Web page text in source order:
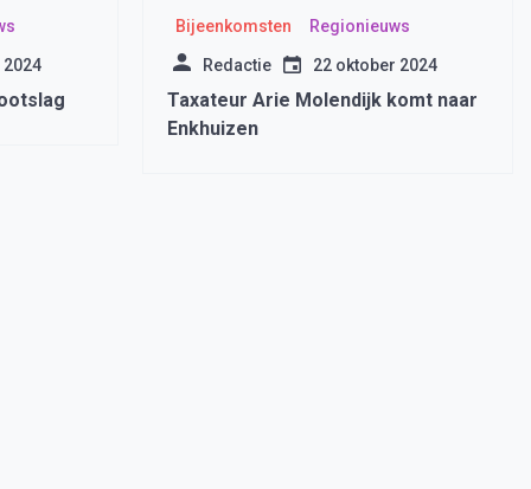
Bijeenkomsten Regionieuws
Redactie 22 oktober 2024
Taxateur Arie Molendijk komt naar
Enkhuizen